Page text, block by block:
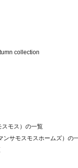
モス）の一覧
ンサモスモスホームズ）の
（ツハルバイサマンサモス